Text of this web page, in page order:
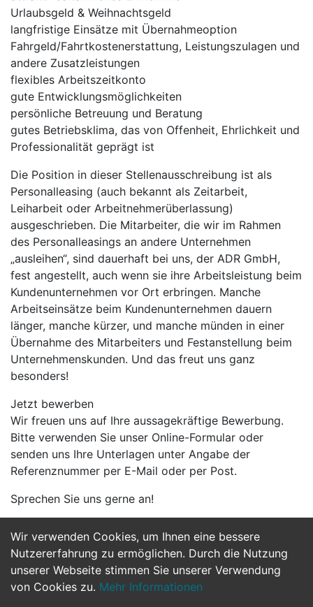
Wir verwenden Cookies, um Ihnen eine bessere
Nutzererfahrung zu ermöglichen. Durch die Nutzung
unserer Webseite stimmen Sie unserer Verwendung
von Cookies zu. Mehr Informationen
Urlaubsgeld & Weihnachtsgeld
langfristige Einsätze mit Übernahmeoption
Fahrgeld/Fahrtkostenerstattung, Leistungszulagen und
andere Zusatzleistungen
flexibles Arbeitszeitkonto
gute Entwicklungsmöglichkeiten
persönliche Betreuung und Beratung
gutes Betriebsklima, das von Offenheit, Ehrlichkeit und
Professionalität geprägt ist
Die Position in dieser Stellenausschreibung ist als
Personalleasing (auch bekannt als Zeitarbeit,
Leiharbeit oder Arbeitnehmerüberlassung)
ausgeschrieben. Die Mitarbeiter, die wir im Rahmen
des Personalleasings an andere Unternehmen
„ausleihen“, sind dauerhaft bei uns, der ADR GmbH,
fest angestellt, auch wenn sie ihre Arbeitsleistung beim
Kundenunternehmen vor Ort erbringen. Manche
Arbeitseinsätze beim Kundenunternehmen dauern
länger, manche kürzer, und manche münden in einer
Übernahme des Mitarbeiters und Festanstellung beim
Unternehmenskunden. Und das freut uns ganz
besonders!
Jetzt bewerben
Wir freuen uns auf Ihre aussagekräftige Bewerbung.
Bitte verwenden Sie unser Online-Formular oder
senden uns Ihre Unterlagen unter Angabe der
Referenznummer per E-Mail oder per Post.
Sprechen Sie uns gerne an!
Jetzt Bewerben